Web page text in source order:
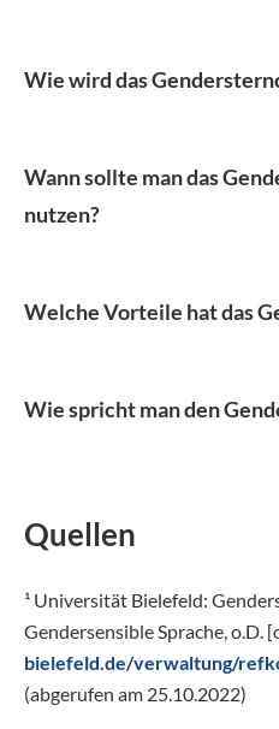
Wie wird das
Wann sollte man das
nutzen?
Welche Vorteile hat das
Wie spricht man den
Quellen
¹ Universität Bielefeld:
Gendersensible Sprache, o.D.
bielefeld.de/verwaltung/
(abgerufen am 25.10.2022)